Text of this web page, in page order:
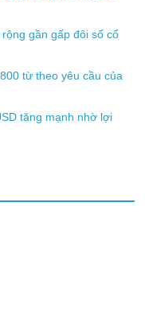
gần gấp đôi số cổ
từ theo yêu cầu của
tăng mạnh nhờ lợi